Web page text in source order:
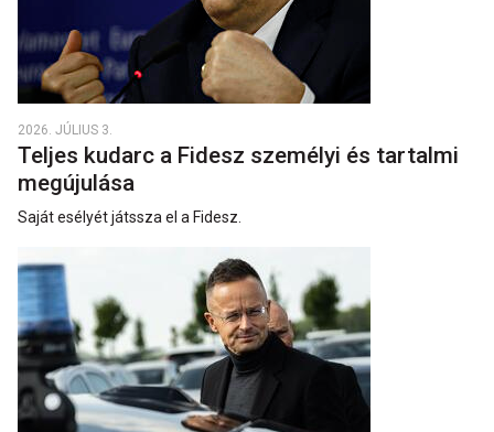
2026. JÚLIUS 3.
Teljes kudarc a Fidesz személyi és tartalmi
megújulása
Saját esélyét játssza el a Fidesz.